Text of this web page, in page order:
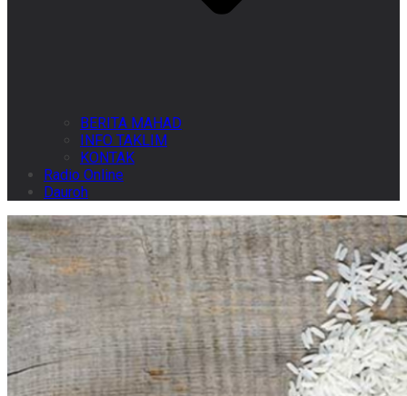
BERITA MAHAD
INFO TAKLIM
KONTAK
Radio Online
Dauroh